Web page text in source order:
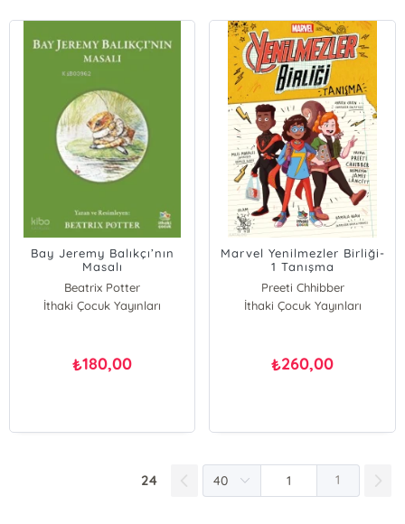
Bay Jeremy Balıkçı’nın
Masalı
Beatrix Potter
İthaki Çocuk Yayınları
₺180,00
Marvel Yenilmezler Birliği-
1 Tanışma
Preeti Chhibber
İthaki Çocuk Yayınları
₺260,00
24 1